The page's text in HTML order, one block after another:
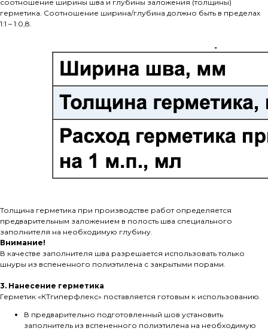
соотношение ширины шва и глубины заложения (толщины)
герметика. Соотношение ширина/глубина должно быть в пределах
1:1 – 1:0,8.
Толщина герметика при производстве работ определяется
предварительным заложением в полость шва специального
заполнителя на необходимую глубину.
Внимание!
В качестве заполнителя шва разрешается использовать только
шнуры из вспененного полиэтилена с закрытыми порами.
3. Нанесение герметика
Герметик «КТгиперфлекс» поставляется готовым к использованию.
В предварительно подготовленный шов установить
заполнитель из вспененного полиэтилена на необходимую